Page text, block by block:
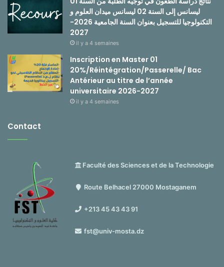
ليسانس إلى السنة 02 ليسانس ميدان العلوم و
التكنولوجيا للتسجيل بعنوان السنة الجامعية 2026-
2027
il y a 4 semaines
Inscription en Master 01
20%/Réintégration/Passerelle/ Bac
Antérieur au titre de l’année
universitaire 2026-2027
il y a 4 semaines
Contact
Faculté des Sciences et de la Technologie
Route Belhacel 27000 Mostaganem
+213 45 43 43 91
fst@univ-mosta.dz